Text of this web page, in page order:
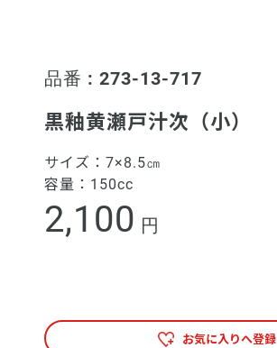
品番 : 273-13-717
黒釉黄瀬戸汁次（小）
サイズ： 7×8.5㎝
容量： 150cc
2,100 円
お気に入りへ登録